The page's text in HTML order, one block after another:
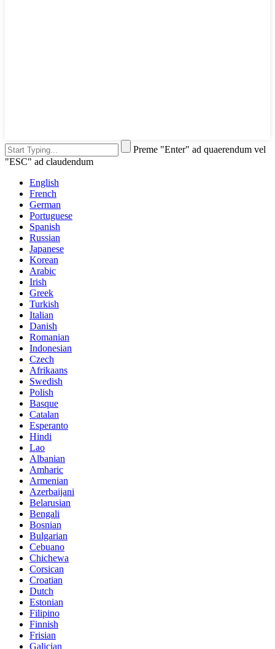
Preme "Enter" ad quaerendum vel
"ESC" ad claudendum
English
French
German
Portuguese
Spanish
Russian
Japanese
Korean
Arabic
Irish
Greek
Turkish
Italian
Danish
Romanian
Indonesian
Czech
Afrikaans
Swedish
Polish
Basque
Catalan
Esperanto
Hindi
Lao
Albanian
Amharic
Armenian
Azerbaijani
Belarusian
Bengali
Bosnian
Bulgarian
Cebuano
Chichewa
Corsican
Croatian
Dutch
Estonian
Filipino
Finnish
Frisian
Galician